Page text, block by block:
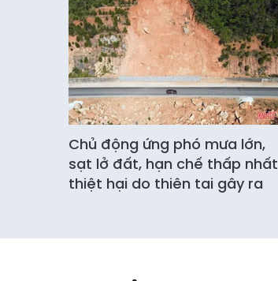
Chủ động ứng phó mưa lớn,
sạt lở đất, hạn chế thấp nhất
thiệt hại do thiên tai gây ra